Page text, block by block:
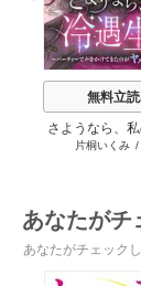
無料立
さようなら、
活 ～パーティ
片桐いくみ/
あなたがチ
あなたがチェック